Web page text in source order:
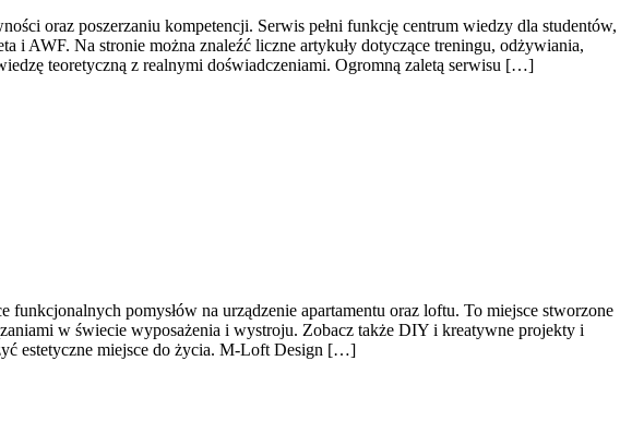
oraz poszerzaniu kompetencji. Serwis pełni funkcję centrum wiedzy dla studentów,
AWF. Na stronie można znaleźć liczne artykuły dotyczące treningu, odżywiania,
teoretyczną z realnymi doświadczeniami. Ogromną zaletą serwisu […]
pomysłów na urządzenie apartamentu oraz loftu. To miejsce stworzone
w świecie wyposażenia i wystroju. Zobacz także DIY i kreatywne projekty i
estetyczne miejsce do życia. M-Loft Design […]